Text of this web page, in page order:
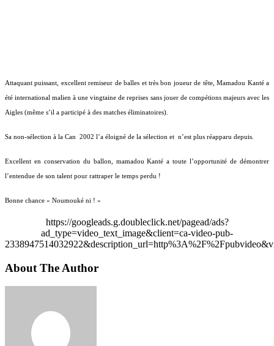
Attaquant puissant, excellent remiseur de balles et très bon joueur de tête, Mamadou Kanté a
été international malien à une vingtaine de reprises sans jouer de compétions majeurs avec les
Aigles (même s’il a participé à des matches éliminatoires).
Sa non-sélection à la Can 2002 l’a éloigné de la sélection et n’est plus réapparu depuis.
Excellent en conservation du ballon, mamadou Kanté a toute l’opportunité de démontrer
l’entendue de son talent pour rattraper le temps perdu !
Bonne chance « Noumouké ni ! »
https://googleads.g.doubleclick.net/pagead/ads?
ad_type=video_text_image&client=ca-video-pub-
About The Author